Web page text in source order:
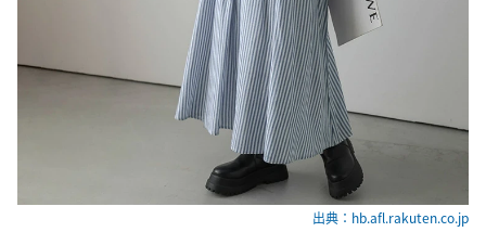
出典：hb.afl.rakuten.co.jp